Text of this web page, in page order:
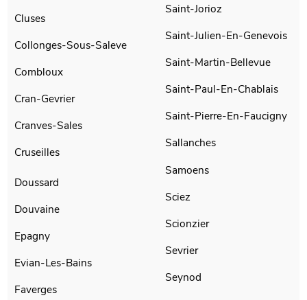
Cluses
Collonges-Sous-Saleve
Combloux
Cran-Gevrier
Cranves-Sales
Cruseilles
Doussard
Douvaine
Epagny
Evian-Les-Bains
Faverges
Saint-Jorioz
Saint-Julien-En-Genevois
Saint-Martin-Bellevue
Saint-Paul-En-Chablais
Saint-Pierre-En-Faucigny
Sallanches
Samoens
Sciez
Scionzier
Sevrier
Seynod